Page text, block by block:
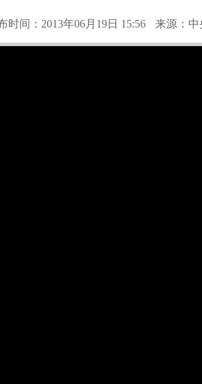
时间：2013年06月19日 15:56 来源：中